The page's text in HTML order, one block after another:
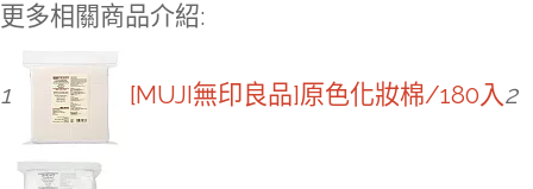
更多相關商品介紹:
1 [MUJI無印良品]原色化妝棉/180入2